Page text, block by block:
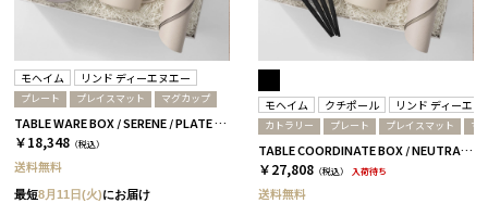
モヘイム リンド ディーエヌエー
プレート プレイスマット マグカップ
TABLE WARE BOX / SERENE / PLATE & PLACE MAT
￥18,348 （税込）
送料無料
最短8月11日(火)にお届け
モヘイム クチポール リンド ディーエヌ
カトラリー プレート プレイスマット マ
TABLE COORDINATE BOX / NEUTRAL / ブラックシルバー
￥27,808 （税込） 入荷待ち
送料無料